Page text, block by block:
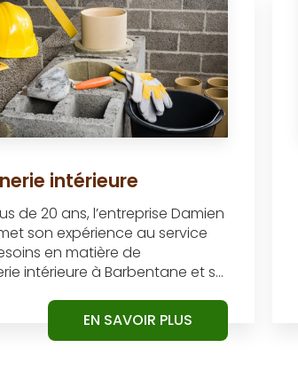
intérieure
de 20 ans, l’entreprise Damien
son expérience au service
en matière de
intérieure à Barbentane et s...
EN SAVOIR PLUS